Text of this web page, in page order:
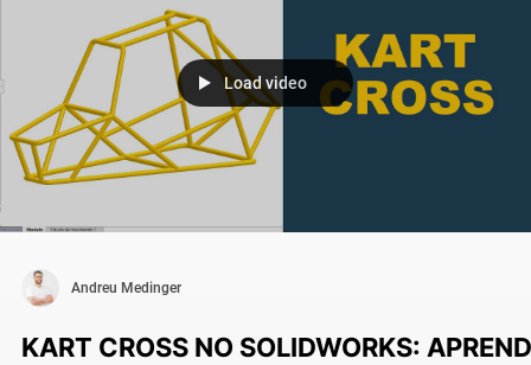
Load video
Andreu Medinger
KART CROSS NO SOLIDWORKS: